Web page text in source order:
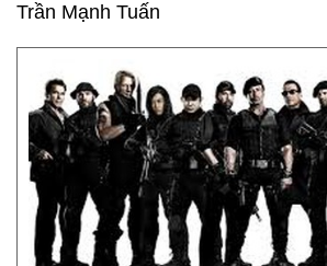
Trần Mạnh Tuấn